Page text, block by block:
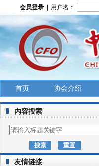
会员登录 | 用户名：
首页 协会介绍
内容搜索
友情链接